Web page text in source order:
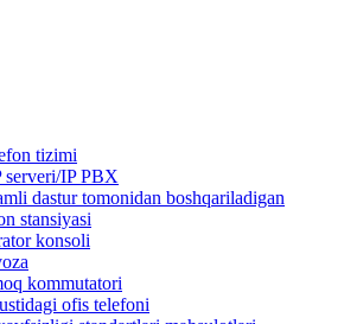
tizimi
serveri/IP PBX
dastur tomonidan boshqariladigan
stansiyasi
konsoli
kommutatori
ofis telefoni